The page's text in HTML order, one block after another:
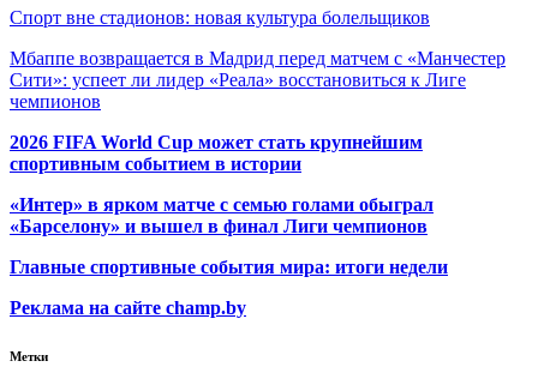
Спорт вне стадионов: новая культура болельщиков
Мбаппе возвращается в Мадрид перед матчем с «Манчестер
Сити»: успеет ли лидер «Реала» восстановиться к Лиге
чемпионов
2026 FIFA World Cup может стать крупнейшим
спортивным событием в истории
«Интер» в ярком матче с семью голами обыграл
«Барселону» и вышел в финал Лиги чемпионов
Главные спортивные события мира: итоги недели
Реклама на сайте champ.by
Метки